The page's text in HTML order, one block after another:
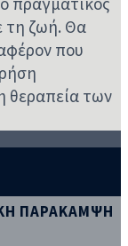
τη ζωή. Θα
που
θεραπεία των
ΠΑΡΑΚΑΜΨΗ